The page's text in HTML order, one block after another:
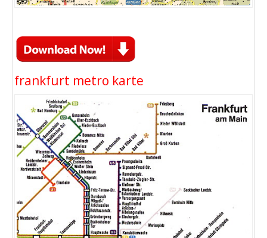
frankfurt metro karte